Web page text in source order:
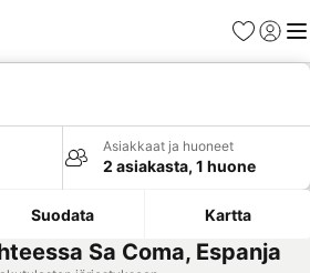
Suosikit
Asiakkaat ja huoneet
2 asiakasta, 1 huone
Suodata Kartta
Sa Coma, Espanja